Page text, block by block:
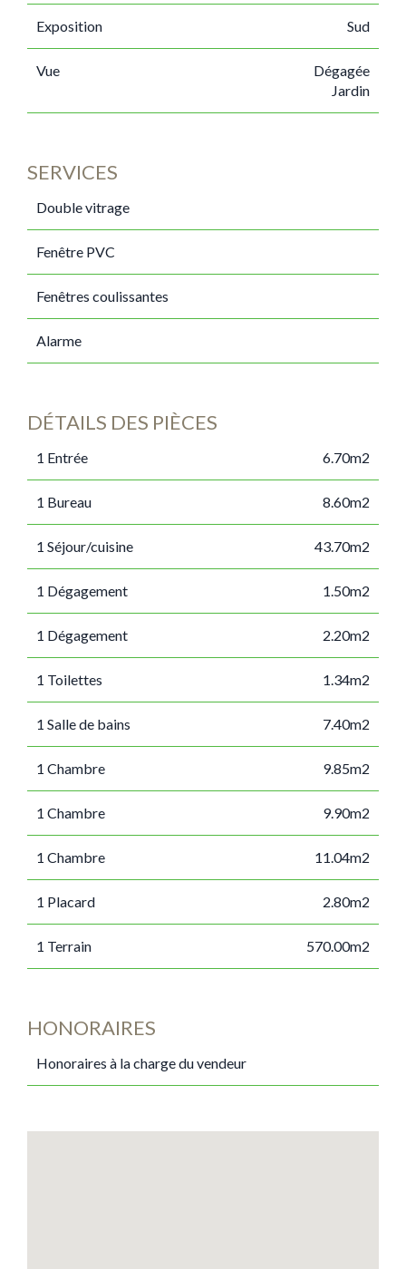
Exposition Sud
Vue
Dégagée
Jardin
SERVICES
Double vitrage
Fenêtre PVC
Fenêtres coulissantes
Alarme
DÉTAILS DES PIÈCES
1 Entrée 6.70m2
1 Bureau 8.60m2
1 Séjour/cuisine 43.70m2
1 Dégagement 1.50m2
1 Dégagement 2.20m2
1 Toilettes 1.34m2
1 Salle de bains 7.40m2
1 Chambre 9.85m2
1 Chambre 9.90m2
1 Chambre 11.04m2
1 Placard 2.80m2
1 Terrain 570.00m2
HONORAIRES
Honoraires à la charge du vendeur